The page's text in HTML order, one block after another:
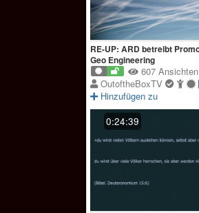
RE-UP: ARD betreibt Promo für Chemtrails /
Geo Engineering
607 Ansichten
OutoftheBoxTV
Hinzufügen zu
0:24:39